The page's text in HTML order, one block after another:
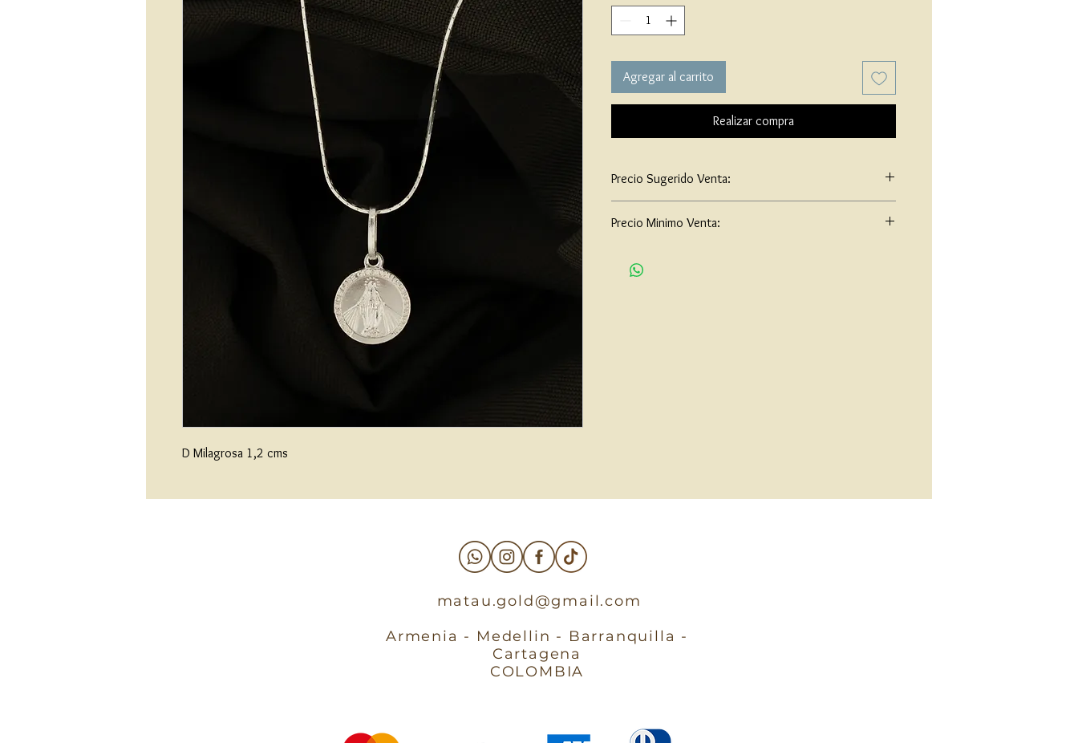
D Milagrosa 1,2 cms
Agregar al carrito
Realizar compra
Precio Sugerido Venta:
Precio Minimo Venta:
matau.gold@gmail.com
Armenia - Medellin - Barranquilla -
Cartagena
COLOMBIA